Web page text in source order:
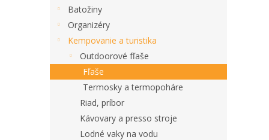
Batožiny
Organizéry
Kempovanie a turistika
Outdoorové fľaše
Fľaše
Termosky a termopoháre
Riad, príbor
Kávovary a presso stroje
Lodné vaky na vodu